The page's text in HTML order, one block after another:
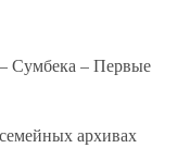
Сумбека – Первые
архивах